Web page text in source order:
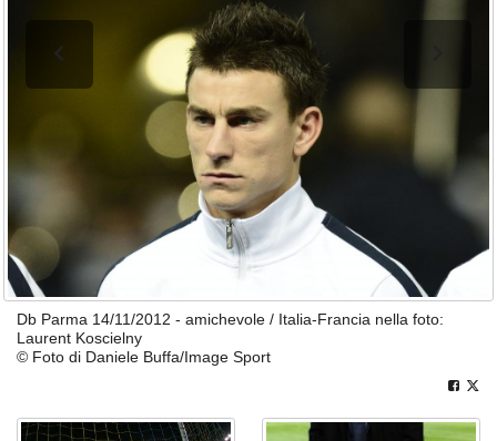
Db Parma 14/11/2012 - amichevole / Italia-Francia nella foto:
Laurent Koscielny
© Foto di Daniele Buffa/Image Sport